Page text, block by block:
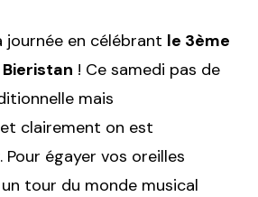
journée en célébrant le 3ème
! Ce samedi pas de
mais
clairement on est
égayer vos oreilles
tour du monde musical